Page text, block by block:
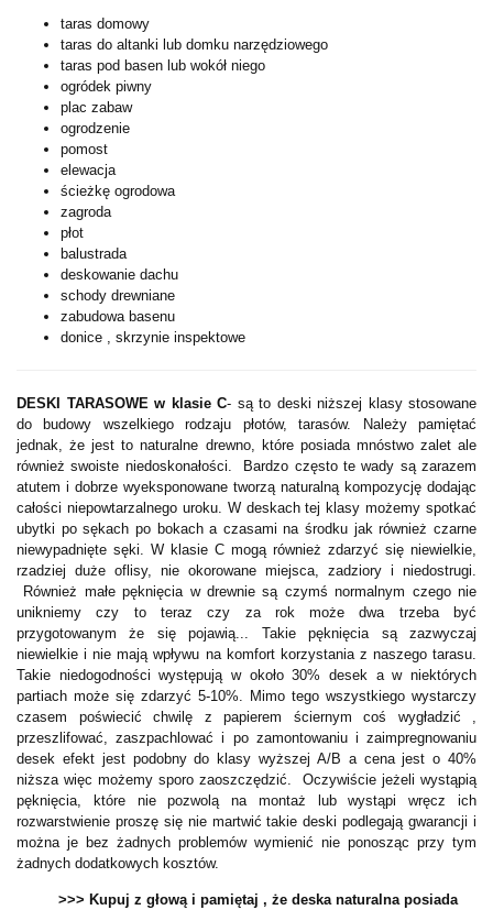
taras domowy
taras do altanki lub domku narzędziowego
taras pod basen lub wokół niego
ogródek piwny
plac zabaw
ogrodzenie
pomost
elewacja
ścieżkę ogrodowa
zagroda
płot
balustrada
deskowanie dachu
schody drewniane
zabudowa basenu
donice , skrzynie inspektowe
DESKI TARASOWE w klasie C- są to deski niższej klasy stosowane
do budowy wszelkiego rodzaju płotów, tarasów. Należy pamiętać
jednak, że jest to naturalne drewno, które posiada mnóstwo zalet ale
również swoiste niedoskonałości. Bardzo często te wady są zarazem
atutem i dobrze wyeksponowane tworzą naturalną kompozycję dodając
całości niepowtarzalnego uroku. W deskach tej klasy możemy spotkać
ubytki po sękach po bokach a czasami na środku jak również czarne
niewypadnięte sęki. W klasie C mogą również zdarzyć się niewielkie,
rzadziej duże oflisy, nie okorowane miejsca, zadziory i niedostrugi.
Również małe pęknięcia w drewnie są czymś normalnym czego nie
unikniemy czy to teraz czy za rok może dwa trzeba być
przygotowanym że się pojawią... Takie pęknięcia są zazwyczaj
niewielkie i nie mają wpływu na komfort korzystania z naszego tarasu.
Takie niedogodności występują w około 30% desek a w niektórych
partiach może się zdarzyć 5-10%. Mimo tego wszystkiego wystarczy
czasem poświecić chwilę z papierem ściernym coś wygładzić ,
przeszlifować, zaszpachlować i po zamontowaniu i zaimpregnowaniu
desek efekt jest podobny do klasy wyższej A/B a cena jest o 40%
niższa więc możemy sporo zaoszczędzić. Oczywiście jeżeli wystąpią
pęknięcia, które nie pozwolą na montaż lub wystąpi wręcz ich
rozwarstwienie proszę się nie martwić takie deski podlegają gwarancji i
można je bez żadnych problemów wymienić nie ponosząc przy tym
żadnych dodatkowych kosztów.
>>> Kupuj z głową i pamiętaj , że deska naturalna posiada